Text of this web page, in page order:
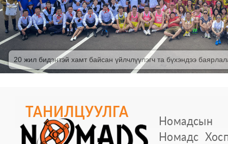
20 жил бидэнтэй хамт байсан үйлчлүүлэгч та бүхэндээ
ТАНИЛЦУУЛГА
Номадсын
Номадс